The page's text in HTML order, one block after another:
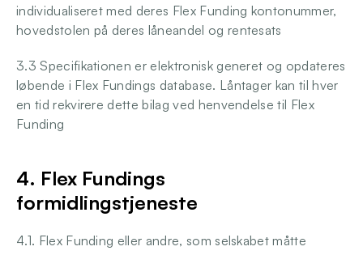
individualiseret med deres Flex Funding kontonummer,
hovedstolen på deres låneandel og rentesats
3.3 Specifikationen er elektronisk generet og opdateres
løbende i Flex Fundings database. Låntager kan til hver
en tid rekvirere dette bilag ved henvendelse til Flex
Funding
4. Flex Fundings
formidlingstjeneste
4.1. Flex Funding eller andre, som selskabet måtte